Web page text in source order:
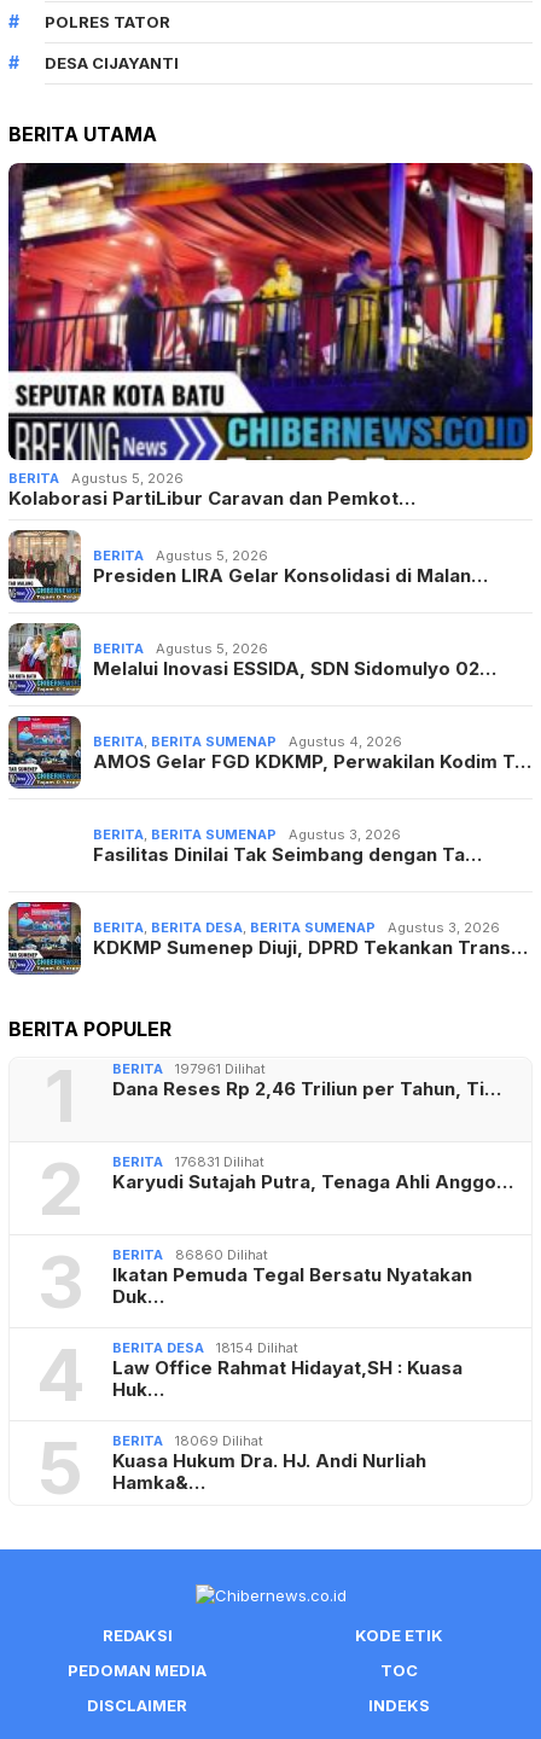
POLRES TATOR
DESA CIJAYANTI
BERITA UTAMA
BERITA Agustus 5, 2026
Kolaborasi PartiLibur Caravan dan Pemkot…
BERITA Agustus 5, 2026
Presiden LIRA Gelar Konsolidasi di Malan…
BERITA Agustus 5, 2026
Melalui Inovasi ESSIDA, SDN Sidomulyo 02…
BERITA, BERITA SUMENAP Agustus 4, 2026
AMOS Gelar FGD KDKMP, Perwakilan Kodim T…
BERITA, BERITA SUMENAP Agustus 3, 2026
Fasilitas Dinilai Tak Seimbang dengan Ta…
BERITA, BERITA DESA, BERITA SUMENAP Agustus 3, 2026
KDKMP Sumenep Diuji, DPRD Tekankan Trans…
BERITA POPULER
1 BERITA 197961 Dilihat
Dana Reses Rp 2,46 Triliun per Tahun, Ti…
2 BERITA 176831 Dilihat
Karyudi Sutajah Putra, Tenaga Ahli Anggo…
3 BERITA 86860 Dilihat
Ikatan Pemuda Tegal Bersatu Nyatakan
Duk…
4 BERITA DESA 18154 Dilihat
Law Office Rahmat Hidayat,SH : Kuasa
Huk…
5 BERITA 18069 Dilihat
Kuasa Hukum Dra. HJ. Andi Nurliah
Hamka&…
REDAKSI
KODE ETIK
PEDOMAN MEDIA
TOC
DISCLAIMER
INDEKS